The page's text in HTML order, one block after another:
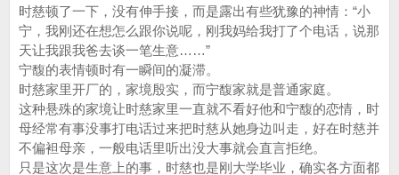
时慈顿了一下，没有伸手接，而是露出有些犹豫的神情：“小
宁，我刚还在想怎么跟你说呢，刚我妈给我打了个电话，说那
天让我跟我爸去谈一笔生意……”
宁馥的表情顿时有一瞬间的凝滞。
时慈家里开厂的，家境殷实，而宁馥家就是普通家庭。
这种悬殊的家境让时慈家里一直就不看好他和宁馥的恋情，时
母经常有事没事打电话过来把时慈从她身边叫走，好在时慈并
不偏袒母亲，一般电话里听出没大事就会直言拒绝。
只是这次是生意上的事，时慈也是刚大学毕业，确实各方面都